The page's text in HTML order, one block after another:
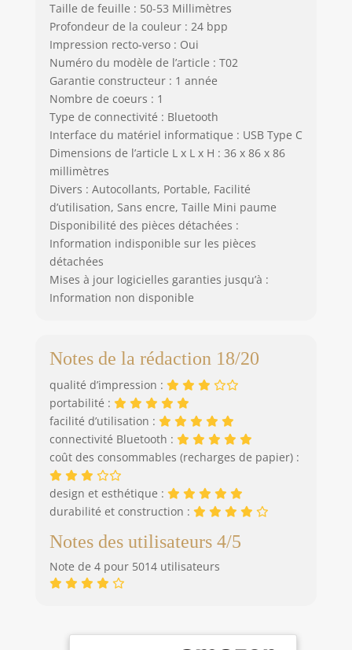
noir et blanc, ce
qui permet une
production efficace
de documents et
d'étiquettes.
Taille de feuille : 50-53 Millimètres
Profondeur de la couleur : 24 bpp
Impression recto-verso : Oui
Numéro du modèle de l’article : T02
Garantie constructeur : 1 année
Nombre de coeurs : 1
Type de connectivité : Bluetooth
Interface du matériel informatique : USB Type C
Dimensions de l’article L x L x H : 36 x 86 x 86
millimètres
Divers : Autocollants, Portable, Facilité
d’utilisation, Sans encre, Taille Mini paume
Disponibilité des pièces détachées :
Information indisponible sur les pièces
détachées
Mises à jour logicielles garanties jusqu’à :
Information non disponible
Notes de la rédaction 18/20
qualité d’impression :
portabilité :
facilité d’utilisation :
connectivité Bluetooth :
coût des consommables (recharges de papier) :
design et esthétique :
durabilité et construction :
Notes des utilisateurs 4/5
Note de 4 pour 5014 utilisateurs